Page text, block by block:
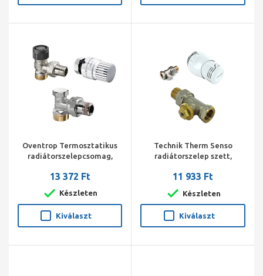
Oventrop Termosztatikus
radiátorszelepcsomag,
(Vindo TH, A radiátorszelep,
Combi 2)
13 372 Ft
Készleten
Kiválaszt
Technik Therm Senso
radiátorszelep szett,
(radiátorszelep, visszatérő
szelep, termosztát fej)
11 933 Ft
Készleten
Kiválaszt